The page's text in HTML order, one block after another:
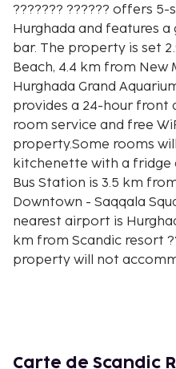
??????? ?????? offers
Hurghada and features a
bar. The property is set
Beach, 4.4 km from New
Hurghada Grand
provides a 24-hour front
room service and free
property.Some rooms
kitchenette with a fridge
Bus Station is 3.5 km
Downtown - Saqqala
nearest airport is
km from Scandic resort
property will not
Carte de Scandic